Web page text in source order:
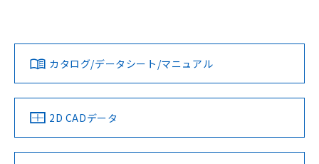
ダウンロードデータをご利用いただく前に、以下を必ずお読
みください。
ソフトウェアの使用条件
対応済み
中国 RoHS 注意事項・凡例
LR型式承認
（イギリス
船舶規格）
DNV型式承認
（ノルウェー
BV型式承認
（フランス
KR型式
（韓国
No No No No
カタログ/データシート/マニュアル
2D CADデータ